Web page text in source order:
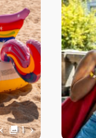
1Foto
Volgende foto